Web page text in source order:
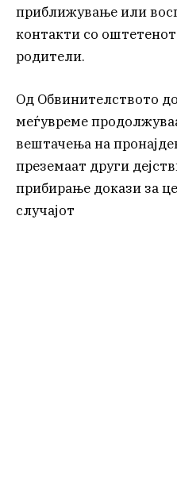
приближување или
контакти со
родители.
Од Обвинителството
меѓувреме
вештачења на
преземаат други
прибирање докази за
случајот